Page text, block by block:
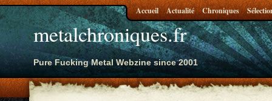
metalchroniques.fr
Pure Fucking Metal Webzine since 2001
Accueil Actualité Chroniques